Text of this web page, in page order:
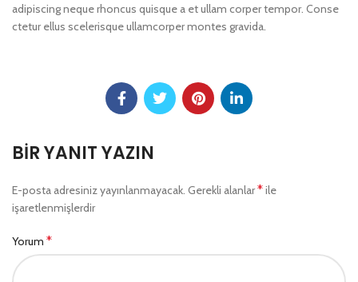
adipiscing neque rhoncus quisque a et ullam corper tempor. Conse
ctetur ellus scelerisque ullamcorper montes gravida.
BIR YANIT YAZIN
E-posta adresiniz yayınlanmayacak. Gerekli alanlar*ile
işaretlenmişlerdir
Yorum *